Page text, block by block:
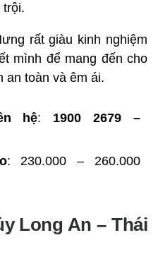
rất giàu kinh nghiệm
mình để mang đến cho
an toàn và êm ái.
hệ: 1900 2679 –
: 230.000 – 260.000
Long An – Thái